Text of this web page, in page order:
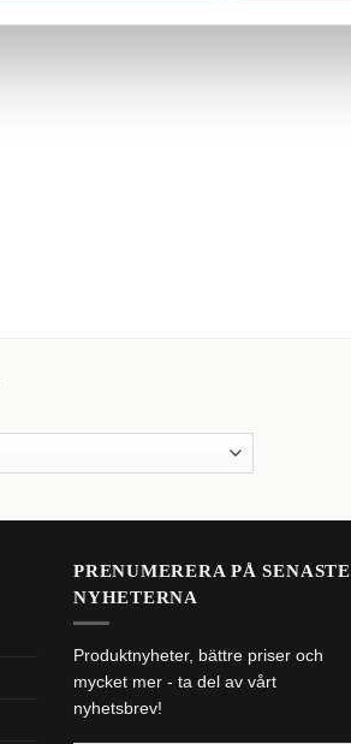
PRENUMERERA PÅ SENASTE
NYHETERNA
Produktnyheter, bättre priser och
mycket mer - ta del av vårt
nyhetsbrev!